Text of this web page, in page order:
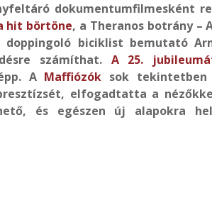
dokumentumfilmesként
hit börtöne, a Theranos botrány –
doppingoló biciklist bemutató
számíthat. A 25.
A Maffiózók sok tekintetben
elfogadtatta a
és egészen új alapokra